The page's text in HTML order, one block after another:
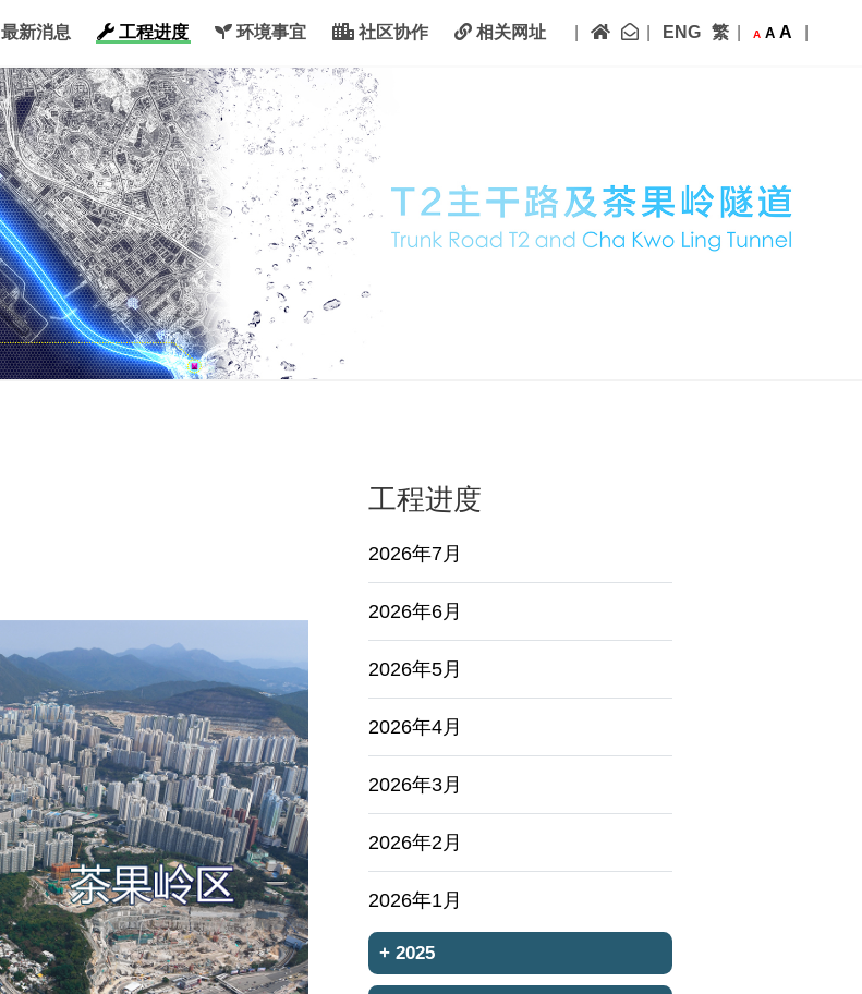
最新消息 工程进度 环境事宜 社区协作 相关网址 主页联络我们
ENG 繁 A A A
工程进度
2026年7月
2026年6月
2026年5月
2026年4月
2026年3月
2026年2月
2026年1月
+ 2025